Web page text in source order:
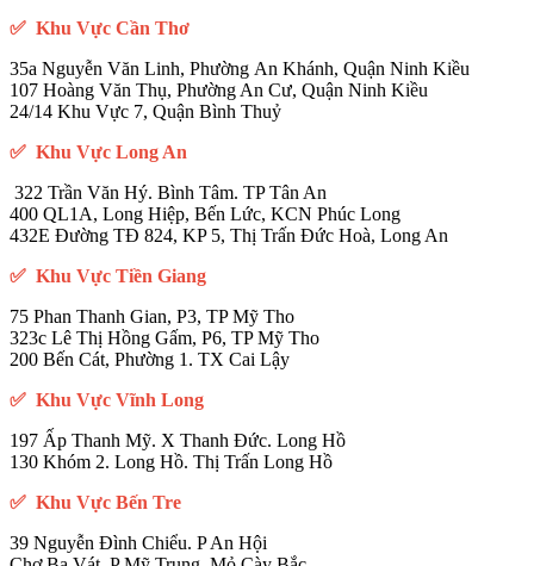
✅ Khu Vực Cần Thơ
35a Nguyễn Văn Linh, Phường An Khánh, Quận Ninh Kiều
107 Hoàng Văn Thụ, Phường An Cư, Quận Ninh Kiều
24/14 Khu Vực 7, Quận Bình Thuỷ
✅ Khu Vực Long An
322 Trần Văn Hý. Bình Tâm. TP Tân An
400 QL1A, Long Hiệp, Bến Lức, KCN Phúc Long
432E Đường TĐ 824, KP 5, Thị Trấn Đức Hoà, Long An
✅ Khu Vực Tiền Giang
75 Phan Thanh Gian, P3, TP Mỹ Tho
323c Lê Thị Hồng Gấm, P6, TP Mỹ Tho
200 Bến Cát, Phường 1. TX Cai Lậy
✅ Khu Vực Vĩnh Long
197 Ấp Thanh Mỹ. X Thanh Đức. Long Hồ
130 Khóm 2. Long Hồ. Thị Trấn Long Hồ
✅ Khu Vực Bến Tre
39 Nguyễn Đình Chiểu. P An Hội